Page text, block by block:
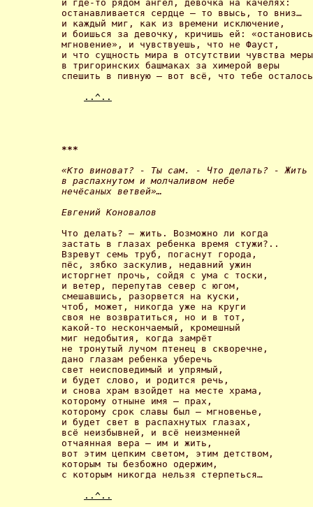
и где-то рядом ангел, девочка на качелях:
останавливается сердце – то ввысь, то вниз…
и каждый миг, как из времени исключение,
и боишься за девочку, кричишь ей:
мгновение», и чувствуешь, что не Фауст,
и что сущность мира в отсутствии чувства
в тригоринских башмаках за химерой веры
спешить в пивную – вот всё, что тебе
..^..
***
«Кто виноват? - Ты сам. - Что делать? - Жить
в распахнутом и молчаливом небе
нечёсаных ветвей»…
Евгений Коновалов
Что делать? – жить. Возможно ли когда
застать в глазах ребенка время стужи?..
Взревут семь труб, погаснут города,
пёс, зябко заскулив, недавний ужин
исторгнет прочь, сойдя с ума с тоски,
и ветер, перепутав север с югом,
смешавшись, разорвется на куски,
чтоб, может, никогда уже на круги
своя не возвратиться, но и в тот,
какой-то нескончаемый, кромешный
миг недобытия, когда замрёт
не тронутый лучом птенец в скворечне,
дано глазам ребенка уберечь
свет неисповедимый и упрямый,
и будет слово, и родится речь,
и снова храм взойдет на месте храма,
которому отныне имя – прах,
которому срок славы был – мгновенье,
и будет свет в распахнутых глазах,
всё неизбывней, и всё неизменней
отчаянная вера – им и жить,
вот этим цепким светом, этим детством,
которым ты безбожно одержим,
с которым никогда нельзя стерпеться…
..^..